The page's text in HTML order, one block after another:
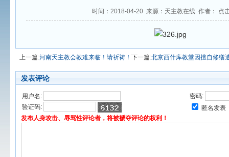
时间：2018-04-20 来源：天主教在线 作者： 点
上一篇:河南天主教会教难来临！请祈祷！ 下一篇:北京西什库教堂因擅自修缮
发表评论
用户名:
密码:
验证码:
匿名发表
发布人身攻击、辱骂性评论者，将被褫夺评论的权利！